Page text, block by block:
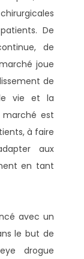
De
de
joue
de
vie et la
marché est
à faire
aux
en tant
avec un
le but de
drogue